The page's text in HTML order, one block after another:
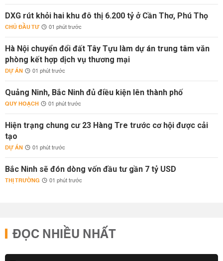
DXG rút khỏi hai khu đô thị 6.200 tỷ ở Cần Thơ, Phú Thọ
CHỦ ĐẦU TƯ 01 phút trước
Hà Nội chuyển đổi đất Tây Tựu làm dự án trung tâm văn
phòng kết hợp dịch vụ thương mại
DỰ ÁN 01 phút trước
Quảng Ninh, Bắc Ninh đủ điều kiện lên thành phố
QUY HOẠCH 01 phút trước
Hiện trạng chung cư 23 Hàng Tre trước cơ hội được cải
tạo
DỰ ÁN 01 phút trước
Bắc Ninh sẽ đón dòng vốn đầu tư gần 7 tỷ USD
THỊ TRƯỜNG 01 phút trước
ĐỌC NHIỀU NHẤT